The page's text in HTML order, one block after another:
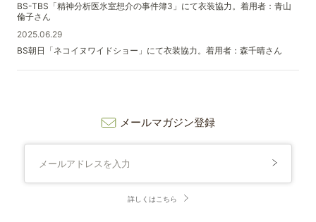
BS-TBS「精神分析医氷室想介の事件簿3」にて衣装協力。着用者：青山
倫子さん
2025.06.29
BS朝日「ネコイヌワイドショー」にて衣装協力。着用者：森千晴さん
メールマガジン登録
詳しくはこちら